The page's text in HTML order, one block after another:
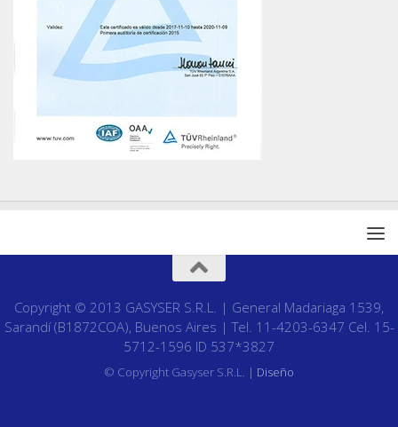
Copyright © 2013 GASYSER S.R.L. | General Madariaga 1539,
Sarandí (B1872COA), Buenos Aires | Tel. 11-4203-6347 Cel. 15-
5712-1596 ID 537*3827
© Copyright Gasyser S.R.L. | Diseño